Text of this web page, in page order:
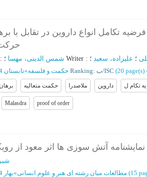
تکامل انواع داروین در تقابل با
: شمس الدینی، مهسا Writer : ؛ علیزاده، سعید ؛
حکمت و فلسفه»تابستان 1404 - شماره 82 Ranking: ب/ISC (‎20 page(s)
حکمت متعالیه ملاصدرا داروین تکام ل
Malasdra proof of order
آتش سوزی ها اثر معود از
مطالعات میان‌ رشته‌ ای هنر و علوم انسانی»بهار 1404 - شماره 25 (‎15